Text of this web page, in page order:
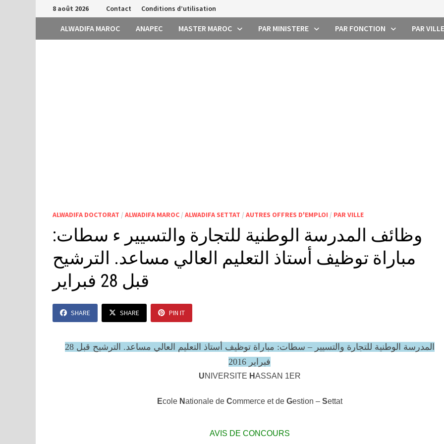
Passer
au
contenu
8 août 2026 Contact Conditions d’utilisation
ALWADIFA MAROC ANAPEC MASTER MAROC PAR MINISTERE PAR FONCTION PAR
ALWADIFA DOCTORAT /ALWADIFA MAROC /ALWADIFA SETTAT /AUTRES OFFRES D'EMPLOI / PAR VILLE
وظائف المدرسة الوطنية للتجارة والتسيير ء سطات:
مباراة توظيف أستاذ التعليم العالي مساعد. الترشيح
قبل 28 فبراير
SHARE SHARE PIN IT
المدرسة الوطنية للتجارة والتسيير – سطات: مباراة توظيف أستاذ التعليم العالي مساعد. الترشيح قبل 28
فبراير 2016
UNIVERSITE HASSAN 1ER
Ecole Nationale de Commerce et de Gestion – Settat
AVIS DE CONCOURS